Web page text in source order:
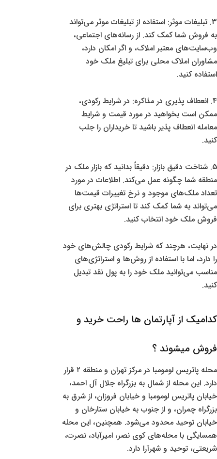
3. تبلیغات موثر: استفاده از تبلیغات موثر می‌تواند
به فروش شما کمک کند. از رسانه‌های اجتماعی،
وب‌سایت‌های معتبر املاک، و اگر امکان دارد،
مشاوران املاک محلی برای تبلیغ ملک خود
استفاده کنید.
4. انعطاف پذیری در مذاکره: در شرایط رکودی،
ممکن است بخواهید در مورد قیمت و شرایط
معامله انعطاف پذیر باشید تا خریداران را جلب
کنید.
5. شناخت دقیق بازار: دقیقاً بدانید که بازار ملک در
منطقه شما چگونه عمل می‌کند. اطلاعات در مورد
تعداد ملک‌های موجود و نرخ تغییرات قیمت‌ها
می‌تواند به شما کمک کند تا استراتژی بهتری برای
فروش ملک خود انتخاب کنید.
در نهایت، هرچند که شرایط رکودی چالش‌های خود
را دارد، اما با استفاده از روش‌ها و استراتژی‌های
مناسب می‌توانید ملک خود را به پول نقد تبدیل
کنید.
کدامیک از آپارتمان ها راحت خرید و
فروش میشوند ؟
محله پاتریس لومومبا در مرکز تهران و منطقه ۲ قرار
دارد. این محله از شمال به بزرگراه جلال آل احمد،
خیابان پاتریس لومومبا و خیابان فروزان، از شرق به
بزرگراه چمران، و از جنوب به خیابان ستارخان و
خیابان توحید محدود می‌شود. همچنین، این محله
همسایگی با محله‌های کوی نصر، امیرآباد، نصرت،
شریعتی، توحید و شهرآرا دارد.